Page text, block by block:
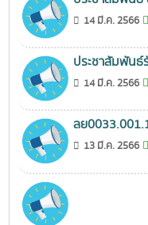
14 มี.ค. 2566
ประชาสัมพันธ์
14 มี.ค. 2566
ลย
13 มี.ค. 2566